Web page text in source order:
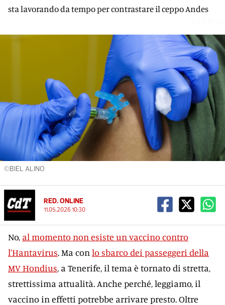
sta lavorando da tempo per contrastare il ceppo Andes
©BIEL ALINO
RED. ONLINE
11.05.2026 10:30
No, al momento non esiste un vaccino contro
l'Hantavirus. Ma con lo sbarco dei passeggeri della
MV Hondius, a Tenerife, il tema è tornato di stretta,
strettissima attualità. Anche perché, leggiamo, il
vaccino in effetti potrebbe arrivare presto. Oltre